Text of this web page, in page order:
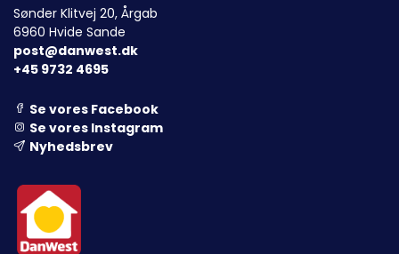
Sønder Klitvej 20, Årgab
6960 Hvide Sande
post@danwest.dk
+45 9732 4695
Se vores Facebook
Se vores Instagram
Nyhedsbrev